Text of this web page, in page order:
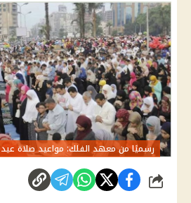
رسميًا من معهد الفلك: مواعيد صلاة
شارك